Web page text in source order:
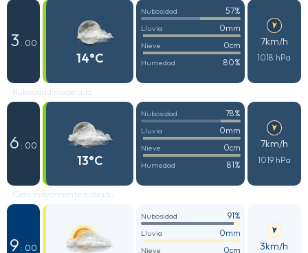
3 : 00
14°C
Nubosidad 57%
Lluvia 0mm
Nieve 0cm
Humedad 80%
7km/h
1018 hPa
Nubosidad moderada
6 : 00
13°C
Nubosidad 78%
Lluvia 0mm
Nieve 0cm
Humedad 81%
7km/h
1019 hPa
Cielo mayormente nublado
9 : 00
Nubosidad 91%
Lluvia 0mm
Nieve 0cm 3km/h